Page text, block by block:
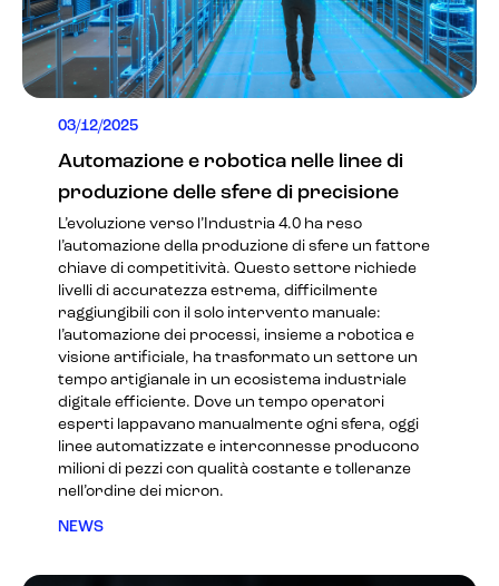
03/12/2025
Automazione e robotica nelle linee di
produzione delle sfere di precisione
L’evoluzione verso l’Industria 4.0 ha reso
l’automazione della produzione di sfere un fattore
chiave di competitività. Questo settore richiede
livelli di accuratezza estrema, difficilmente
raggiungibili con il solo intervento manuale:
l’automazione dei processi, insieme a robotica e
visione artificiale, ha trasformato un settore un
tempo artigianale in un ecosistema industriale
digitale efficiente. Dove un tempo operatori
esperti lappavano manualmente ogni sfera, oggi
linee automatizzate e interconnesse producono
milioni di pezzi con qualità costante e tolleranze
nell’ordine dei micron.
NEWS